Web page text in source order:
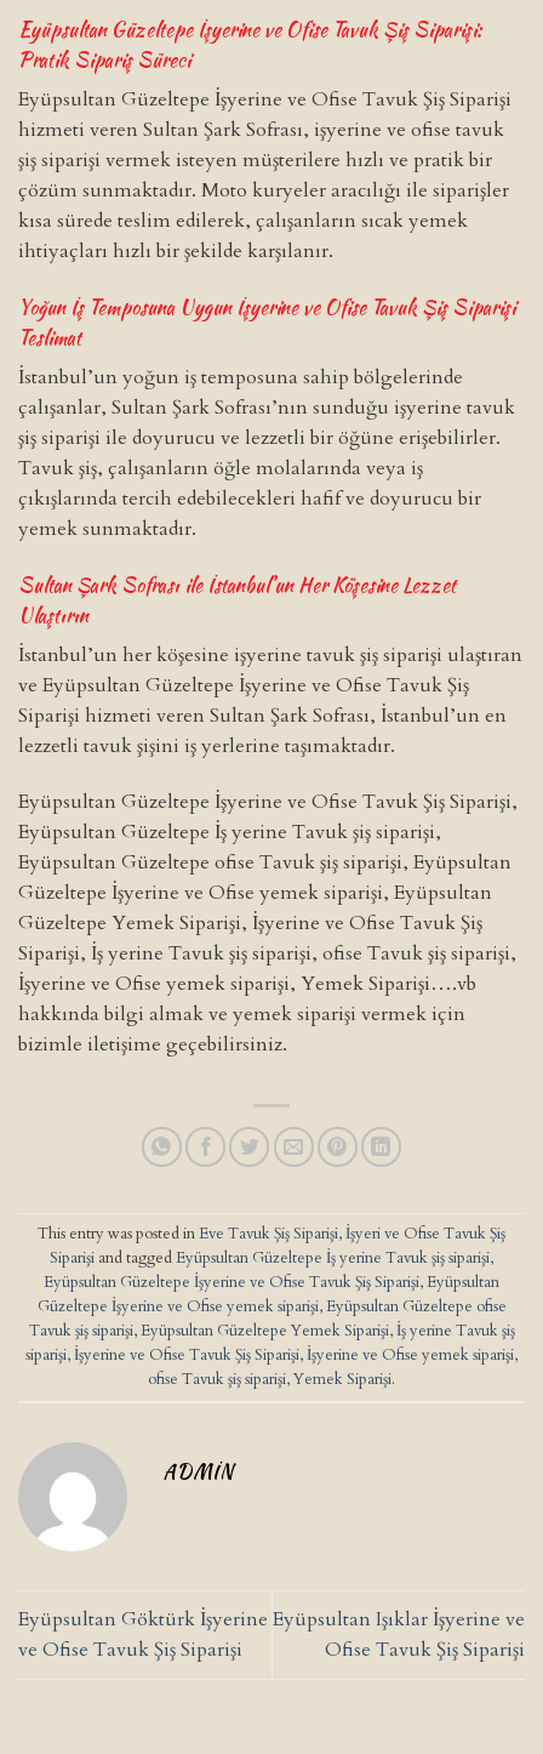
Eyüpsultan Güzeltepe İşyerine ve Ofise Tavuk Şiş Siparişi:
Pratik Sipariş Süreci
Eyüpsultan Güzeltepe İşyerine ve Ofise Tavuk Şiş Siparişi
hizmeti veren Sultan Şark Sofrası, işyerine ve ofise tavuk
şiş siparişi vermek isteyen müşterilere hızlı ve pratik bir
çözüm sunmaktadır. Moto kuryeler aracılığı ile siparişler
kısa sürede teslim edilerek, çalışanların sıcak yemek
ihtiyaçları hızlı bir şekilde karşılanır.
Yoğun İş Temposuna Uygun İşyerine ve Ofise Tavuk Şiş Siparişi
Teslimat
İstanbul’un yoğun iş temposuna sahip bölgelerinde
çalışanlar, Sultan Şark Sofrası’nın sunduğu işyerine tavuk
şiş siparişi ile doyurucu ve lezzetli bir öğüne erişebilirler.
Tavuk şiş, çalışanların öğle molalarında veya iş
çıkışlarında tercih edebilecekleri hafif ve doyurucu bir
yemek sunmaktadır.
Sultan Şark Sofrası ile İstanbul’un Her Köşesine Lezzet
Ulaştırın
İstanbul’un her köşesine işyerine tavuk şiş siparişi ulaştıran
ve Eyüpsultan Güzeltepe İşyerine ve Ofise Tavuk Şiş
Siparişi hizmeti veren Sultan Şark Sofrası, İstanbul’un en
lezzetli tavuk şişini iş yerlerine taşımaktadır.
Eyüpsultan Güzeltepe İşyerine ve Ofise Tavuk Şiş Siparişi,
Eyüpsultan Güzeltepe İş yerine Tavuk şiş siparişi,
Eyüpsultan Güzeltepe ofise Tavuk şiş siparişi, Eyüpsultan
Güzeltepe İşyerine ve Ofise yemek siparişi, Eyüpsultan
Güzeltepe Yemek Siparişi, İşyerine ve Ofise Tavuk Şiş
Siparişi, İş yerine Tavuk şiş siparişi, ofise Tavuk şiş siparişi,
İşyerine ve Ofise yemek siparişi, Yemek Siparişi….vb
hakkında bilgi almak ve yemek siparişi vermek için
bizimle iletişime geçebilirsiniz.
This entry was posted inEve Tavuk Şiş Siparişi, İşyeri ve Ofise Tavuk Şiş
Siparişi and taggedEyüpsultan Güzeltepe İş yerine Tavuk şiş siparişi,
Eyüpsultan Güzeltepe İşyerine ve Ofise Tavuk Şiş Siparişi,Eyüpsultan
Güzeltepe İşyerine ve Ofise yemek siparişi,Eyüpsultan Güzeltepe ofise
Tavuk şiş siparişi,Eyüpsultan Güzeltepe Yemek Siparişi, İş yerine Tavuk şiş
siparişi, İşyerine ve Ofise Tavuk Şiş Siparişi, İşyerine ve Ofise yemek siparişi,
ofise Tavuk şiş siparişi,Yemek Siparişi.
ADMIN
Eyüpsultan Göktürk İşyerine
ve Ofise Tavuk Şiş Siparişi
Eyüpsultan Işıklar İşyerine ve
Ofise Tavuk Şiş Siparişi